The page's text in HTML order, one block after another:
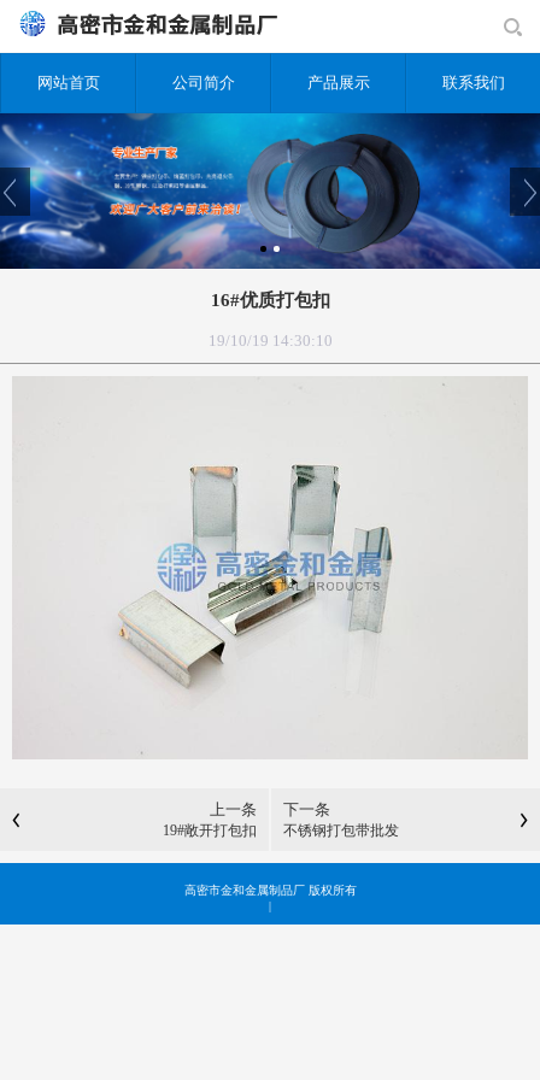
网站首页 公司简介 产品展示 联系我们
16#优质打包扣
19/10/19 14:30:10
上一条
19#敞开打包扣
下一条
不锈钢打包带批发
高密市金和金属制品厂 版权所有
|